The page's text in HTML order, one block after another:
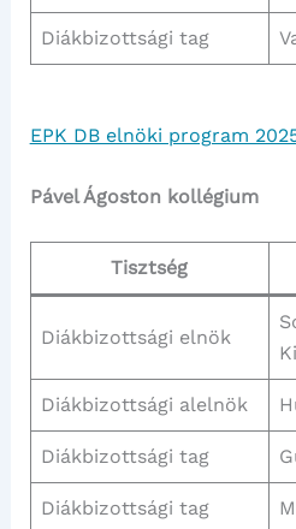
Diákbizottsági tag
EPK DB elnöki program
Pável Ágoston kollégium
Tisztség
Diákbizottsági elnök
Diákbizottsági alelnök
Diákbizottsági tag
Diákbizottsági tag